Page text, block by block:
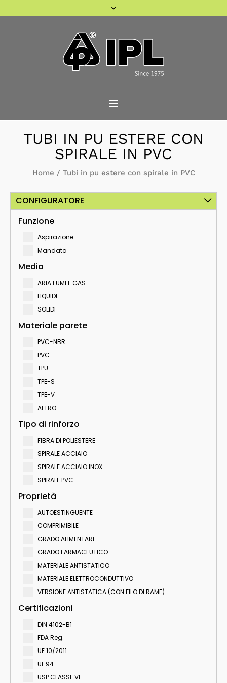
TUBI IN PU ESTERE CON
SPIRALE IN PVC
Home / Tubi in pu estere con spirale in PVC
CONFIGURATORE
Funzione
Aspirazione
Mandata
Media
ARIA FUMI E GAS
LIQUIDI
SOLIDI
Materiale parete
PVC-NBR
PVC
TPU
TPE-S
TPE-V
ALTRO
Tipo di rinforzo
FIBRA DI POLIESTERE
SPIRALE ACCIAIO
SPIRALE ACCIAIO INOX
SPIRALE PVC
Proprietà
AUTOESTINGUENTE
COMPRIMIBILE
GRADO ALIMENTARE
GRADO FARMACEUTICO
MATERIALE ANTISTATICO
MATERIALE ELETTROCONDUTTIVO
VERSIONE ANTISTATICA (CON FILO DI RAME)
Certificazioni
DIN 4102-B1
FDA Reg.
UE 10/2011
UL 94
USP CLASSE VI